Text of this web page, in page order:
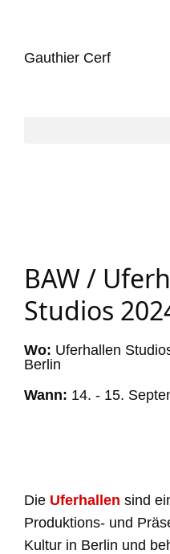
Gauthier Cerf
BAW /
Studios
Wo: Uferhallen
Berlin
Wann: 14. - 15.
Die Uferhallen sind
Produktions- und
Kultur in Berlin und